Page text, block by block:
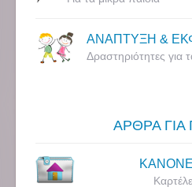
ΑΝΑΠΤΥΞΗ &
Δραστηριότητες για
ΑΡΘΡΑ ΓΙΑ